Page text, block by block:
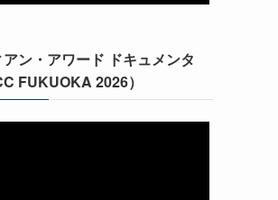
ン・アワード ドキュメンタ
FUKUOKA 2026）